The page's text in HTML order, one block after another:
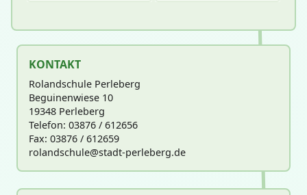
KONTAKT
Rolandschule Perleberg
Beguinenwiese 10
19348 Perleberg
Telefon: 03876 / 612656
Fax: 03876 / 612659
rolandschule@stadt-perleberg.de